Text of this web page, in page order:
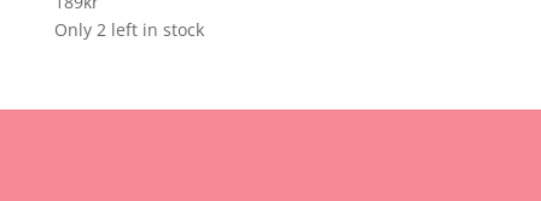
Only 2 left in stock